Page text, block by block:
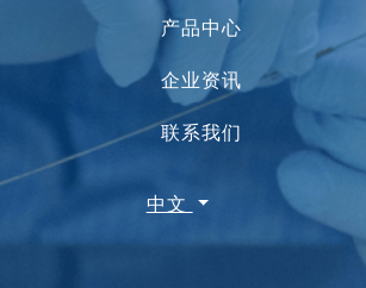
产品中心
企业资讯
联系我们
中文